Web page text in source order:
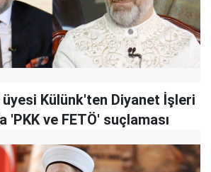
Külünk'ten Diyanet İşleri
'PKK ve FETÖ' suçlaması